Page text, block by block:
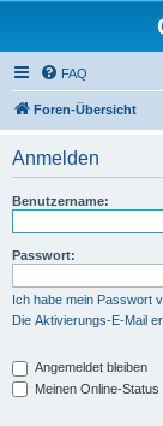
FAQ
Foren-Übersicht
Anmelden
Benutzername:
Passwort:
Ich habe mein Passwort
Die Aktivierungs-E-Mail
Angemeldet bleiben
Meinen Online-